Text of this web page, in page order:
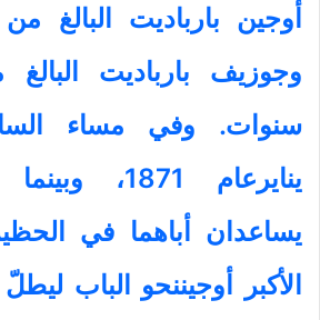
سنوات. وفي مساء
ينايرعام
يساعدان أباهما في
الأكبر أوجيننحو الباب